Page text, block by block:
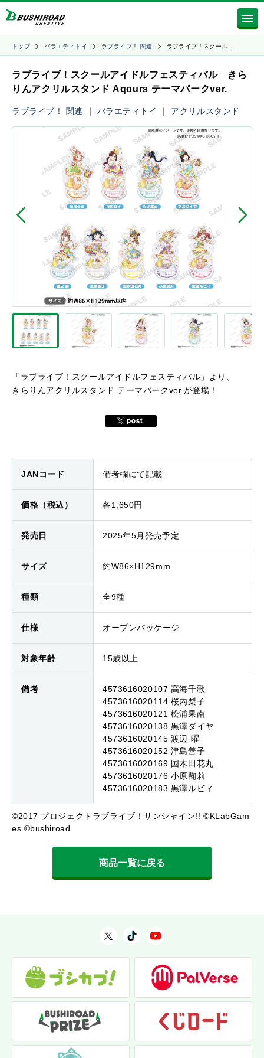
トップ バラエティトイ ラブライブ！ 関連 ラブライブ！スクール…
ラブライブ！スクールアイドルフェスティバル きら
りんアクリルスタンド Aqours テーマパークver.
ラブライブ！ 関連 ｜ バラエティトイ ｜ アクリルスタンド
「ラブライブ！スクールアイドルフェスティバル」より、
きらりんアクリルスタンド テーマパークver.が登場！
JANコード 備考欄にて記載
価格（税込） 各1,650円
発売日 2025年5月発売予定
サイズ 約W86×H129mm
種類 全9種
仕様 オープンパッケージ
対象年齢 15歳以上
備考
4573616020107 高海千歌
4573616020114 桜内梨子
4573616020121 松浦果南
4573616020138 黒澤ダイヤ
4573616020145 渡辺 曜
4573616020152 津島善子
4573616020169 国木田花丸
4573616020176 小原鞠莉
4573616020183 黒澤ルビィ
©2017 プロジェクトラブライブ！サンシャイン!! ©KLabGam
es ©bushiroad
商品一覧に戻る